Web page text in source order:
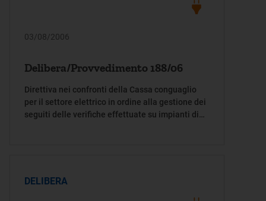
03/08/2006
Delibera/Provvedimento 188/06
Direttiva nei confronti della Cassa conguaglio
per il settore elettrico in ordine alla gestione dei
seguiti delle verifiche effettuate su impianti di
indispensabile di cui al titolo II, punto 12-bis, del
DELIBERA